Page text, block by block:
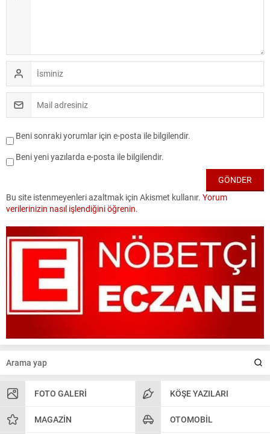
FOTO GALERI KÖŞE YAZILARI
MAGAZIN OTOMOBIL
Beni sonraki yorumlar için e-posta ile bilgilendir.
Beni yeni yazılarda e-posta ile bilgilendir.
Bu site istenmeyenleri azaltmak için Akismet kullanır. Yorum
verilerinizin nasıl işlendiğini öğrenin.